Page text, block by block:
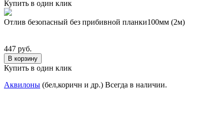
Купить в один клик
Отлив безопасный без прибивной планки100мм (2м)
447 руб.
В корзину
Купить в один клик
Аквилоны (бел,коричн и др.) Всегда в наличии.